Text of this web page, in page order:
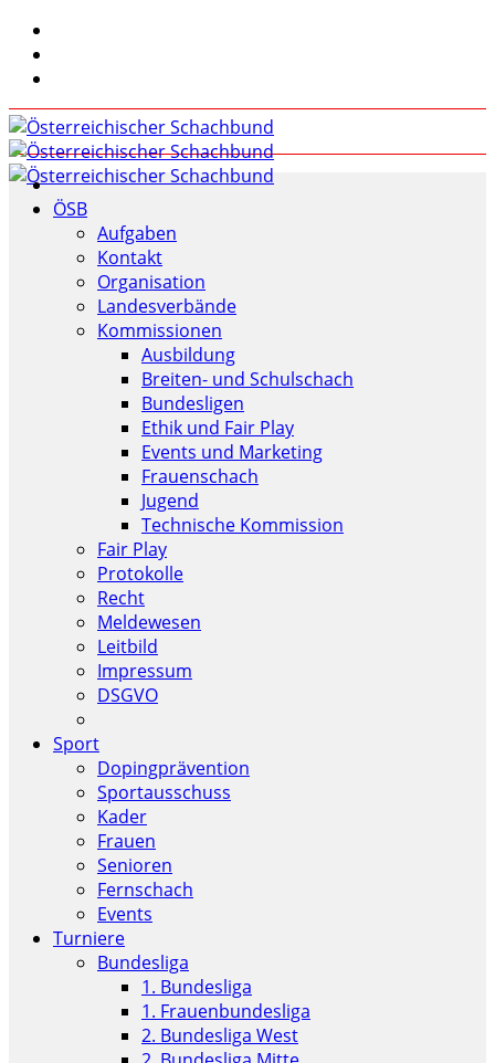
ÖSB
Aufgaben
Kontakt
Organisation
Landesverbände
Kommissionen
Ausbildung
Breiten- und Schulschach
Bundesligen
Ethik und Fair Play
Events und Marketing
Frauenschach
Jugend
Technische Kommission
Fair Play
Protokolle
Recht
Meldewesen
Leitbild
Impressum
DSGVO
Sport
Dopingprävention
Sportausschuss
Kader
Frauen
Senioren
Fernschach
Events
Turniere
Bundesliga
1. Bundesliga
1. Frauenbundesliga
2. Bundesliga West